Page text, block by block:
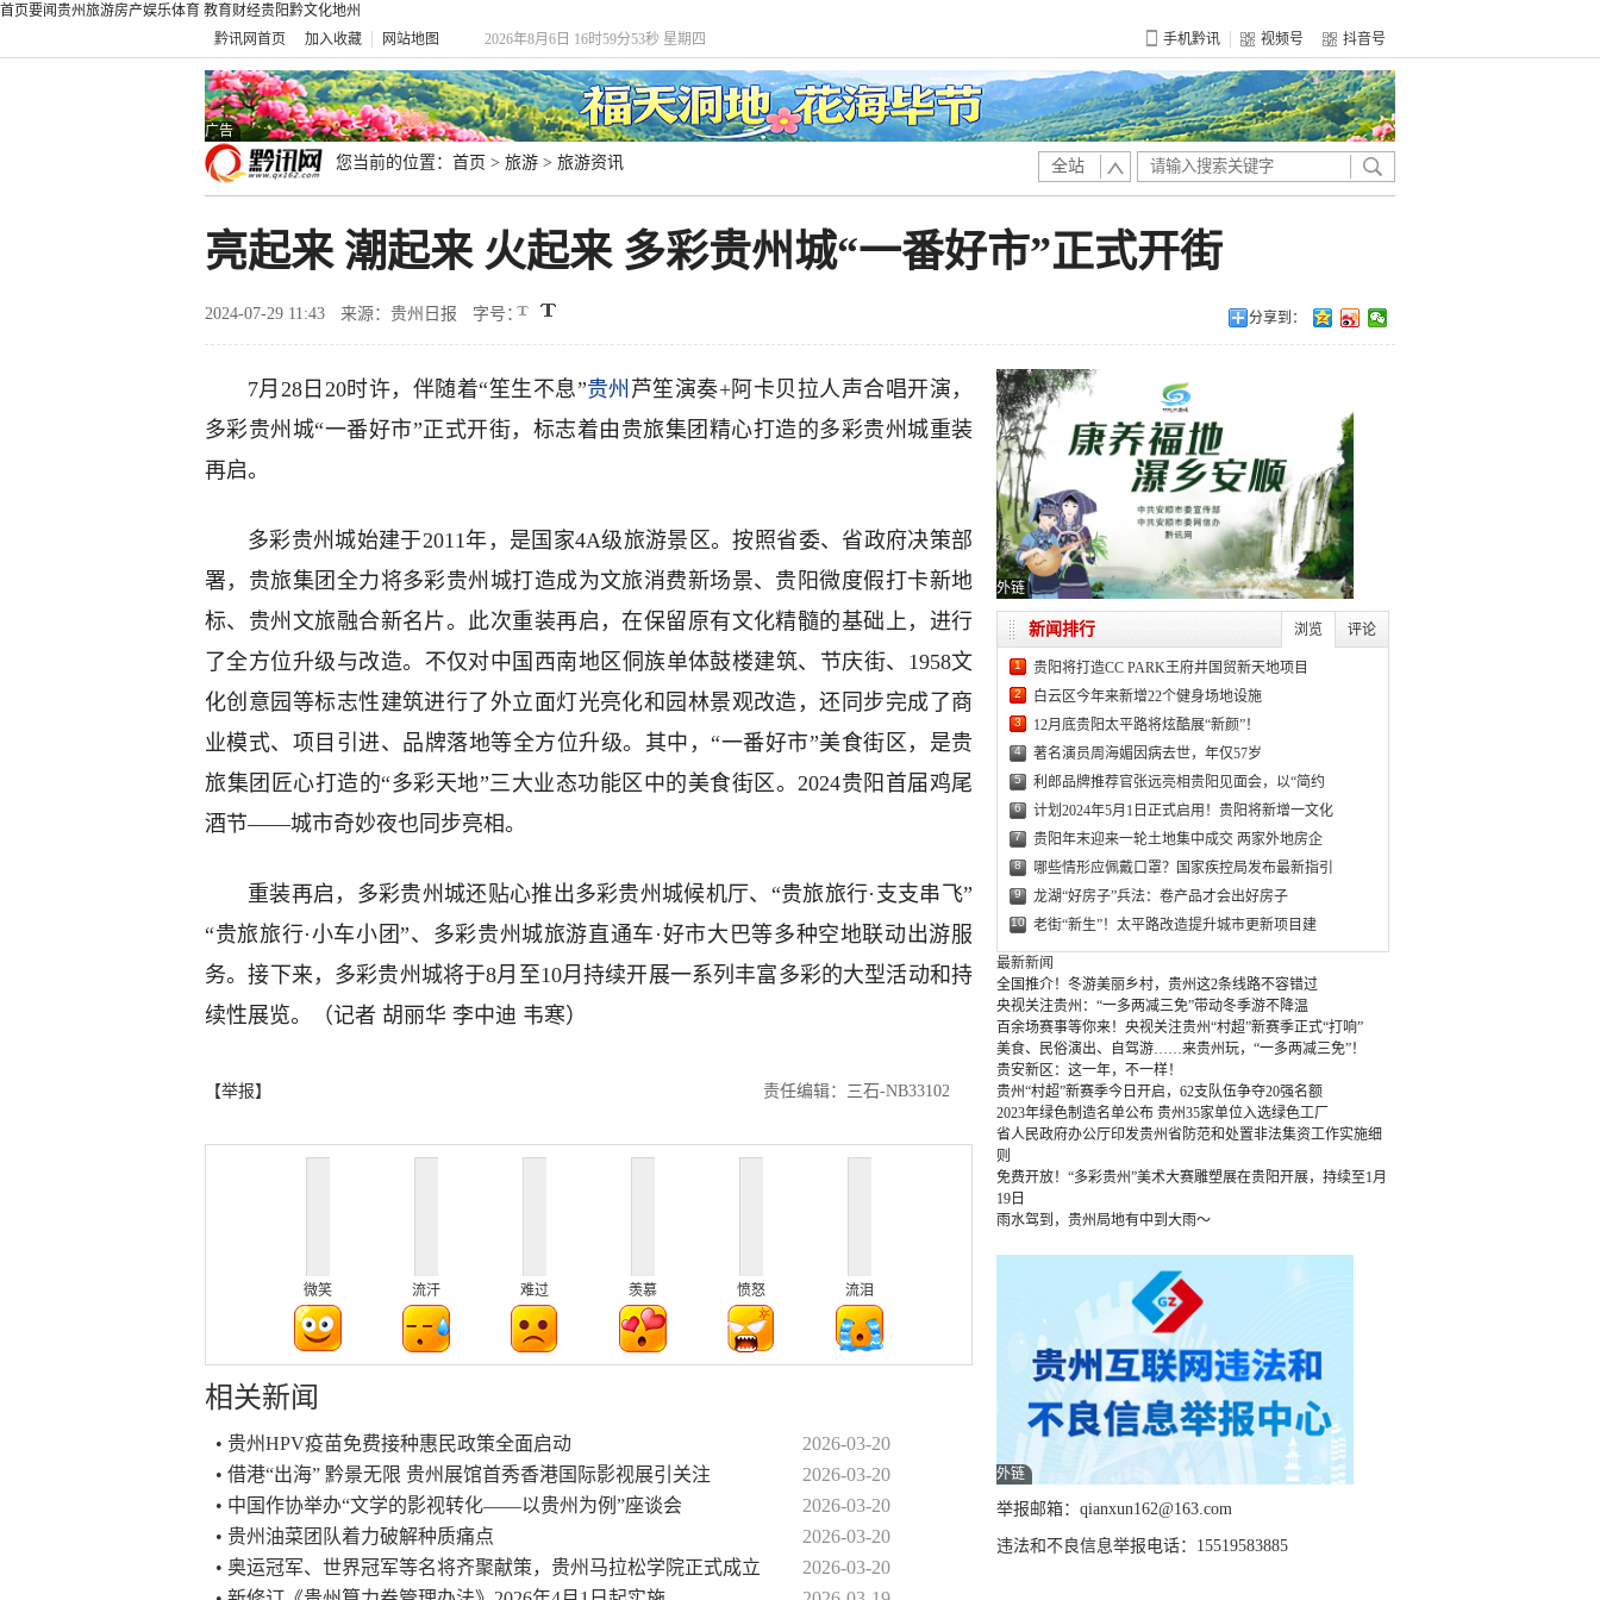
首页要闻贵州旅游房产娱乐体育 教育财经贵阳黔文化地州
黔讯网首页
加入收藏 网站地图 2026年8月6日 16时59分53秒 星期四 手机黔讯 视频号 抖音号
广告
您当前的位置： 首页 > 旅游 > 旅游资讯 全站
亮起来 潮起来 火起来 多彩贵州城“一番好市”正式开街
2024-07-29 11:43 来源：贵州日报 字号： 分享到：
7月28日20时许，伴随着“笙生不息”贵州 芦笙演奏+阿卡贝拉人声合唱开演，
多彩贵州城“一番好市”正式开街，标志着由贵旅集团精心打造的多彩贵州城重装
再启。
多彩贵州城始建于2011年，是国家4A级旅游景区。按照省委、省政府决策部
署，贵旅集团全力将多彩贵州城打造成为文旅消费新场景、贵阳微度假打卡新地
标、贵州文旅融合新名片。此次重装再启，在保留原有文化精髓的基础上，进行
了全方位升级与改造。不仅对中国西南地区侗族单体鼓楼建筑、节庆街、1958文
化创意园等标志性建筑进行了外立面灯光亮化和园林景观改造，还同步完成了商
业模式、项目引进、品牌落地等全方位升级。其中，“一番好市”美食街区，是贵
旅集团匠心打造的“多彩天地”三大业态功能区中的美食街区。2024贵阳首届鸡尾
酒节——城市奇妙夜也同步亮相。
重装再启，多彩贵州城还贴心推出多彩贵州城候机厅、“贵旅旅行·支支串飞”
“贵旅旅行·小车小团”、多彩贵州城旅游直通车·好市大巴等多种空地联动出游服
务。接下来，多彩贵州城将于8月至10月持续开展一系列丰富多彩的大型活动和持
续性展览。（记者 胡丽华 李中迪 韦寒）
【举报】 责任编辑：三石-NB33102
微笑 流汗 难过 羡慕 愤怒 流泪
相关新闻
• 贵州HPV疫苗免费接种惠民政策全面启动
2026-03-20
• 借港“出海” 黔景无限 贵州展馆首秀香港国际影视展引关注
2026-03-20
• 中国作协举办“文学的影视转化——以贵州为例”座谈会
2026-03-20
• 贵州油菜团队着力破解种质痛点
2026-03-20
• 奥运冠军、世界冠军等名将齐聚献策，贵州马拉松学院正式成立
2026-03-20
外链
浏览 评论
新闻排行
1 贵阳将打造CC PARK王府井国贸新天地项目
2 白云区今年来新增22个健身场地设施
3 12月底贵阳太平路将炫酷展“新颜”！
4 著名演员周海媚因病去世，年仅57岁
5 利郎品牌推荐官张远亮相贵阳见面会，以“简约
6 计划2024年5月1日正式启用！贵阳将新增一文化
7 贵阳年末迎来一轮土地集中成交 两家外地房企
8 哪些情形应佩戴口罩？国家疾控局发布最新指引
9 龙湖“好房子”兵法：卷产品才会出好房子
10 老街“新生”！太平路改造提升城市更新项目建
最新新闻
全国推介！冬游美丽乡村，贵州这2条线路不容错过
央视关注贵州：“一多两减三免”带动冬季游不降温
百余场赛事等你来！央视关注贵州“村超”新赛季正式“打响”
美食、民俗演出、自驾游……来贵州玩，“一多两减三免”！
贵安新区：这一年，不一样！
贵州“村超”新赛季今日开启，62支队伍争夺20强名额
2023年绿色制造名单公布 贵州35家单位入选绿色工厂
省人民政府办公厅印发贵州省防范和处置非法集资工作实施细
则
免费开放！“多彩贵州”美术大赛雕塑展在贵阳开展，持续至1月
19日
雨水驾到，贵州局地有中到大雨～
外链
举报邮箱：qianxun162@163.com
违法和不良信息举报电话：15519583885